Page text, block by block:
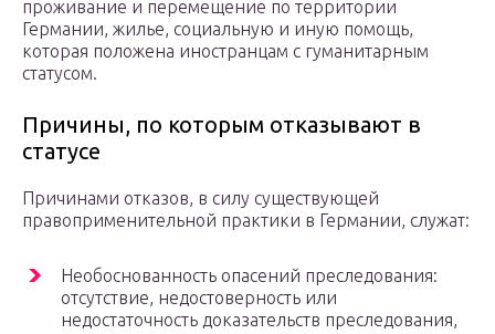
проживание и перемещение по территории
Германии, жилье, социальную и иную помощь,
которая положена иностранцам с гуманитарным
статусом.
Причины, по которым отказывают в
статусе
Причинами отказов, в силу существующей
правоприменительной практики в Германии, служат:
Необоснованность опасений преследования:
отсутствие, недостоверность или
недостаточность доказательств преследования,